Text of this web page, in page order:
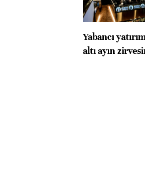
Yabancı
altı ayın